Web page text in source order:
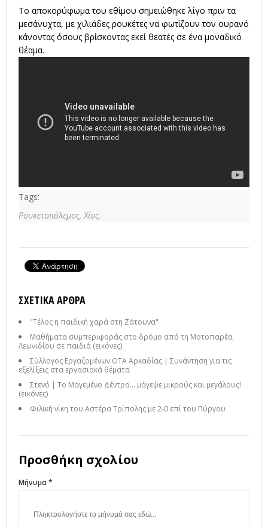
Το αποκορύφωμα του εθίμου σημειώθηκε λίγο πριν τα
μεσάνυχτα, με χιλιάδες ρουκέτες να φωτίζουν τον ουρανό
κάνοντας όσους βρίσκοντας εκεί θεατές σε ένα μοναδικό
θέαμα.
Tags:
Ρουκετοπόλεμος, Χίος,
ΣΧΕΤΙΚΆ ΆΡΘΡΑ
"Τέλος η παιδική χαρά στη Ζάτουνα"
Μαθήματα συμπεριφοράς στο δρόμο από τη Μοτοπαρέα
Λεωνιδίου σε παιδιά (εικόνες)
Σύλλογος Εργαζομένων ΟΤΑ Αρκαδίας | Συνάντηση για τις
εξελίξεις στα εργασιακά θέματα
Στενό | Το Μαγεμένο Δέντρο… μάγεψε μικρούς και μεγάλους!
(εικόνες)
Φιλική νίκη του Αστέρα Τρίπολης με 2-0 επί του Πύργου
Προσθήκη σχολίου
Μήνυμα *